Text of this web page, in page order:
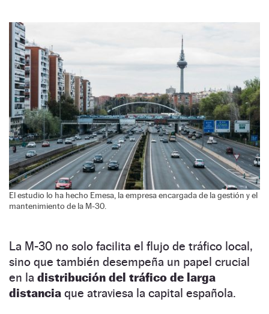
El estudio lo ha hecho Emesa, la empresa encargada de la gestión y el
mantenimiento de la M-30.
La M-30 no solo facilita el flujo de tráfico local,
sino que también desempeña un papel crucial
en la distribución del tráfico de larga
distancia que atraviesa la capital española.